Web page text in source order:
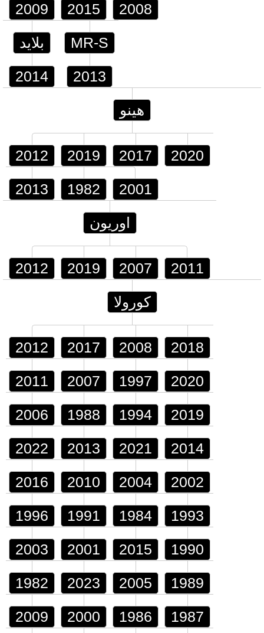
2009 2015 2008
بلايد
2014
MR-S
2013
هينو
2012 2019 2017 2020
2013 1982 2001
اوريون
2012 2019 2007 2011
كورولا
2012 2017 2008 2018
2011 2007 1997 2020
2006 1988 1994 2019
2022 2013 2021 2014
2016 2010 2004 2002
1996 1991 1984 1993
2003 2001 2015 1990
1982 2023 2005 1989
2009 2000 1986 1987